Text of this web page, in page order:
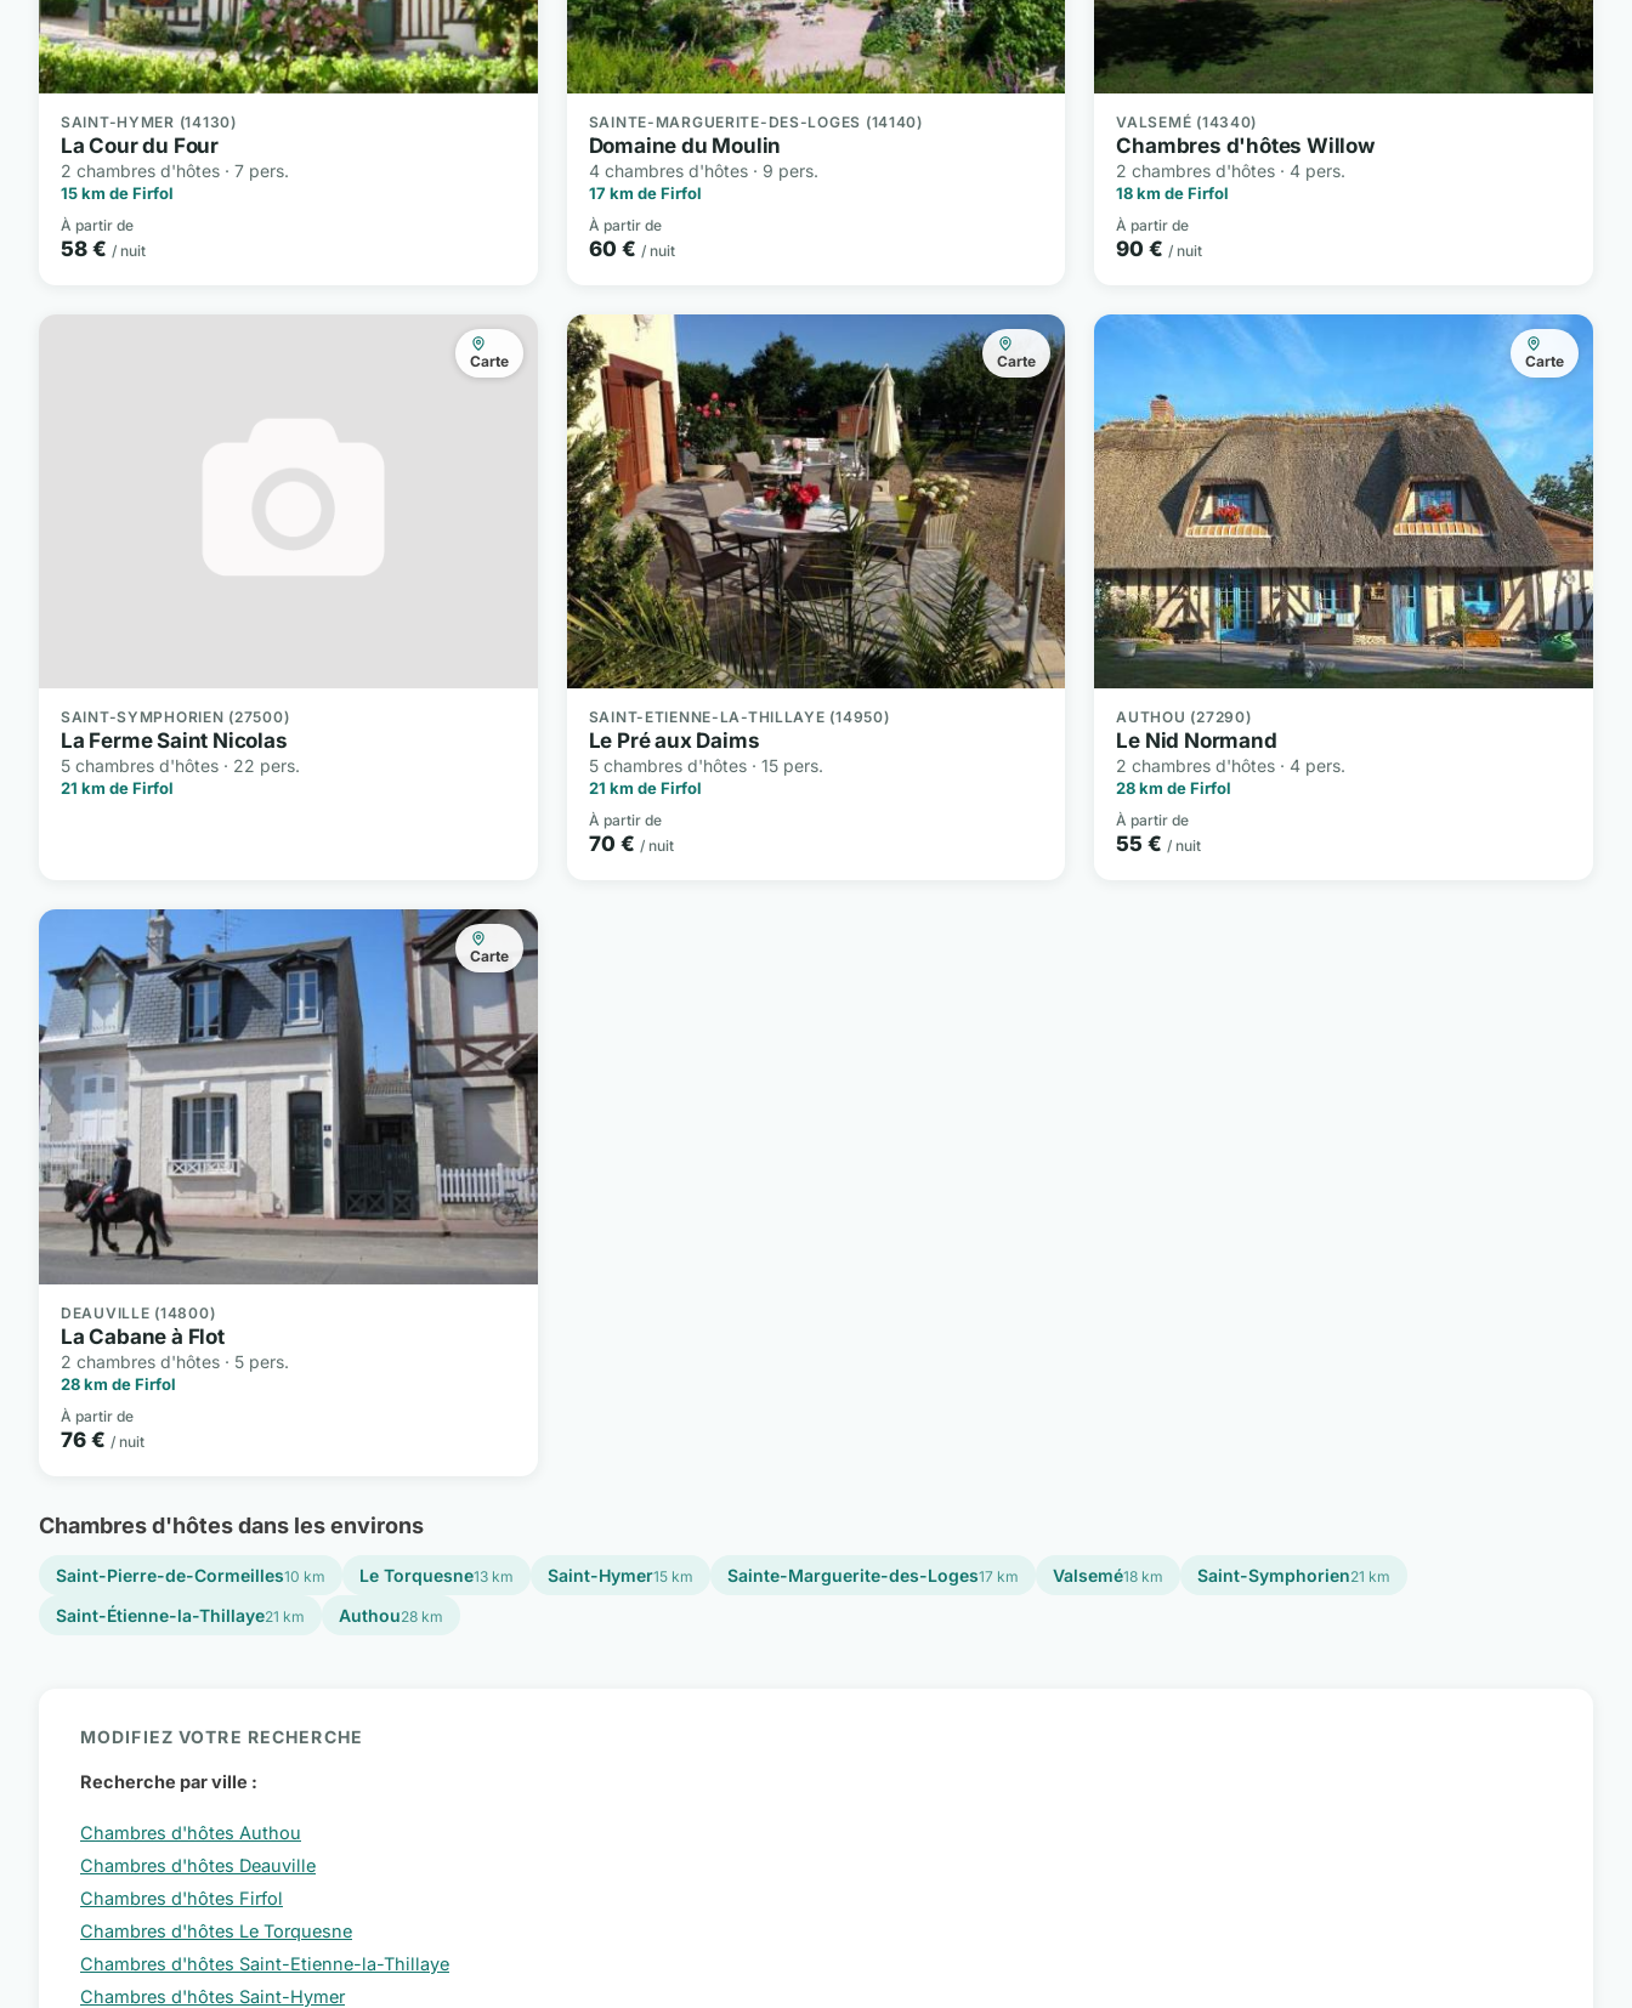
SAINT-HYMER (14130)
La Cour du Four
2 chambres d'hôtes · 7 pers.
15 km de Firfol
À partir de
58 € / nuit
SAINTE-MARGUERITE-DES-LOGES (14140)
Domaine du Moulin
4 chambres d'hôtes · 9 pers.
17 km de Firfol
À partir de
60 € / nuit
VALSEMÉ (14340)
Chambres d'hôtes Willow
2 chambres d'hôtes · 4 pers.
18 km de Firfol
À partir de
90 € / nuit
Carte
SAINT-SYMPHORIEN (27500)
La Ferme Saint Nicolas
5 chambres d'hôtes · 22 pers.
21 km de Firfol
Carte
SAINT-ETIENNE-LA-THILLAYE (14950)
Le Pré aux Daims
5 chambres d'hôtes · 15 pers.
21 km de Firfol
À partir de
70 € / nuit
Carte
AUTHOU (27290)
Le Nid Normand
2 chambres d'hôtes · 4 pers.
28 km de Firfol
À partir de
55 €/ nuit
Carte
DEAUVILLE (14800)
La Cabane à Flot
2 chambres d'hôtes · 5 pers.
28 km de Firfol
À partir de
76 € / nuit
Chambres d'hôtes dans les environs
Saint-Pierre-de-Cormeilles10 km Le Torquesne13 km Saint-Hymer15 km Sainte-Marguerite-des-Loges17 km Valsemé18 km Saint-Symphorien21 km
Saint-Étienne-la-Thillaye21 km Authou28 km
MODIFIEZ VOTRE RECHERCHE
Recherche par ville :
Chambres d'hôtes Authou
Chambres d'hôtes Deauville
Chambres d'hôtes Firfol
Chambres d'hôtes Le Torquesne
Chambres d'hôtes Saint-Etienne-la-Thillaye
Chambres d'hôtes Saint-Hymer